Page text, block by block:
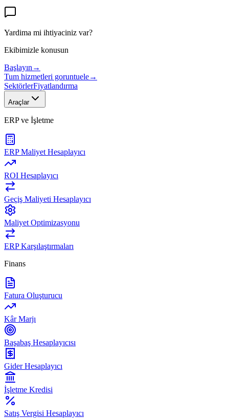
Yardima mi ihtiyaciniz var?
Ekibimizle konusun
Başlayın →
Tum hizmetleri goruntuele→
SektörlerFiyatlandırma
Araçlar
ERP ve İşletme
ERP Maliyet Hesaplayıcı
ROI Hesaplayıcı
Geçiş Maliyeti Hesaplayıcı
Maliyet Optimizasyonu
ERP Karşılaştırmaları
Finans
Fatura Oluşturucu
Kâr Marjı
Başabaş Hesaplayıcısı
Gider Hesaplayıcı
İşletme Kredisi
Satış Vergisi Hesaplayıcı